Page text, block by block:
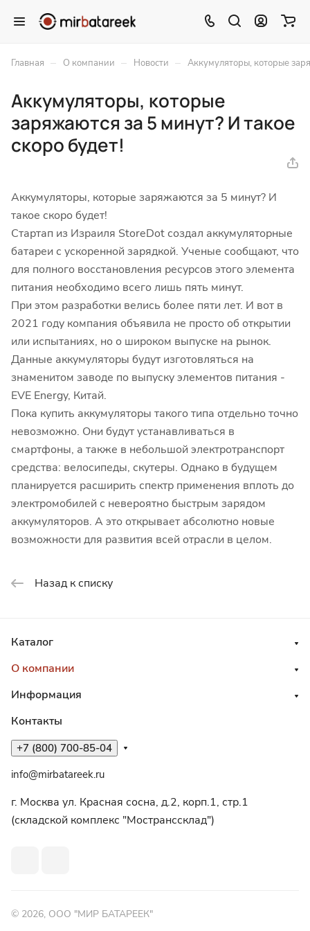
Главная – О компании – Новости – Аккумуляторы, которые
Аккумуляторы, которые
заряжаются за 5 минут? И такое
скоро будет!
Аккумуляторы, которые заряжаются за 5 минут? И
такое скоро будет!
Стартап из Израиля StoreDot создал аккумуляторные
батареи с ускоренной зарядкой. Ученые сообщают, что
для полного восстановления ресурсов этого элемента
питания необходимо всего лишь пять минут.
При этом разработки велись более пяти лет. И вот в
2021 году компания объявила не просто об открытии
или испытаниях, но о широком выпуске на рынок.
Данные аккумуляторы будут изготовляться на
знаменитом заводе по выпуску элементов питания -
EVE Energy, Китай.
Пока купить аккумуляторы такого типа отдельно точно
невозможно. Они будут устанавливаться в
смартфоны, а также в небольшой электротранспорт
средства: велосипеды, скутеры. Однако в будущем
планируется расширить спектр применения вплоть до
электромобилей с невероятно быстрым зарядом
аккумуляторов. А это открывает абсолютно новые
возможности для развития всей отрасли в целом.
Назад к списку
Каталог
О компании
Информация
Контакты
+7 (800) 700-85-04
info@mirbatareek.ru
г. Москва ул. Красная сосна, д.2, корп.1, стр.1
(складской комплекс "Мостранссклад")
© 2026, ООО "МИР БАТАРЕЕК"